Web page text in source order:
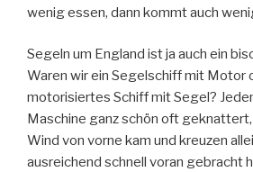
wenig essen, dann kommt auch
Segeln um England ist ja auch ein
Waren wir ein Segelschiff mit Motor
motorisiertes Schiff mit Segel?
Maschine ganz schön oft
Wind von vorne kam und kreuzen
ausreichend schnell voran gebracht